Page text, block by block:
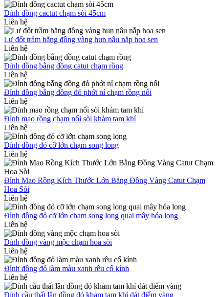
Đỉnh đồng cactut chạm sòi 45cm
Liên hệ
Lư đốt trầm bằng đồng vàng hun nâu nắp hoa sen
Liên hệ
Đỉnh đồng bằng đồng catut chạm rồng
Liên hệ
Đỉnh đồng bằng đồng đỏ phớt nỉ chạm rồng nổi
Liên hệ
Đỉnh mao rồng chạm nổi sòi khảm tam khí
Liên hệ
Đỉnh đồng đỏ cỡ lớn chạm song long
Liên hệ
Đỉnh Mao Rồng Kích Thước Lớn Bằng Đồng Vàng Catut Chạm
Hoa Sòi
Liên hệ
Đỉnh đồng đỏ cỡ lớn chạm song long quai mây hóa long
Liên hệ
Đỉnh đồng vàng mộc chạm hoa sòi
Liên hệ
Đỉnh đồng đỏ làm màu xanh rêu cổ kính
Liên hệ
Đỉnh cầu thất lân đồng đỏ khảm tam khí dát điểm vàng